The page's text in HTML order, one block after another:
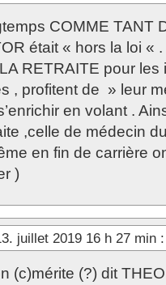
COMME TANT
était « hors la loi «
RETRAITE pour les
, profitent de » leur
en volant .
,celle de médecin
en fin de carrière
)
juillet 2019 16 h 27 min :
(c)mérite (?) dit